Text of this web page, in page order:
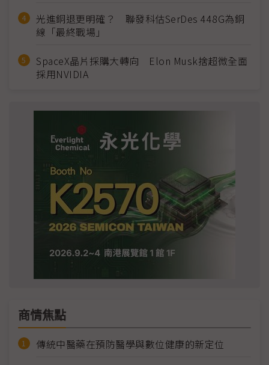
光進銅退更明確？ 聯發科估SerDes 448G為銅
線「最終戰場」
SpaceX晶片採購大轉向 Elon Musk捨超微全面
採用NVIDIA
商情焦點
傳統中醫藥在預防醫學與數位健康的新定位